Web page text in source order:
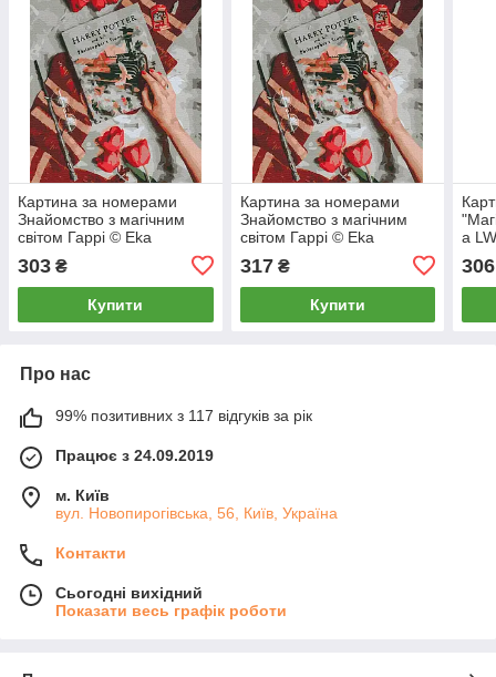
Картина за номерами
Знайомство з магічним
світом Гаррі © Eka
303 ₴
Купити
Картина за номерами
Знайомство з магічним
світом Гаррі © Eka
317₴
Купити
a
306
Про нас
99% позитивних з 117 відгуків за рік
Працює з 24.09.2019
м. Київ
вул. Новопирогівська, 56, Київ, Україна
Контакти
Сьогодні вихідний
Показати весь графік роботи